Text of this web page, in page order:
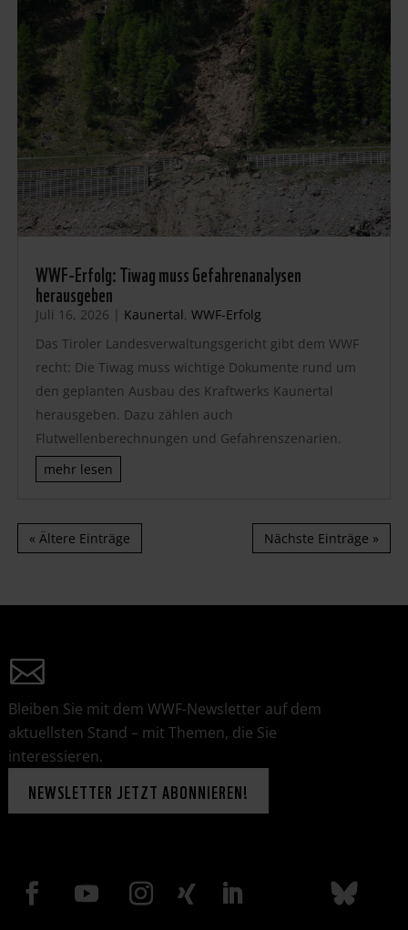
WWF-Erfolg: Tiwag muss Gefahrenanalysen
herausgeben
Juli 16, 2026 | Kaunertal, WWF-Erfolg
Das Tiroler Landesverwaltungsgericht gibt dem WWF
recht: Die Tiwag muss wichtige Dokumente rund um
den geplanten Ausbau des Kraftwerks Kaunertal
herausgeben. Dazu zählen auch
Flutwellenberechnungen und Gefahrenszenarien.
mehr lesen
« Ältere Einträge Nächste Einträge »
Bleiben Sie mit dem WWF-Newsletter auf dem
aktuellsten Stand – mit Themen, die Sie
interessieren.
NEWSLETTER JETZT ABONNIEREN!